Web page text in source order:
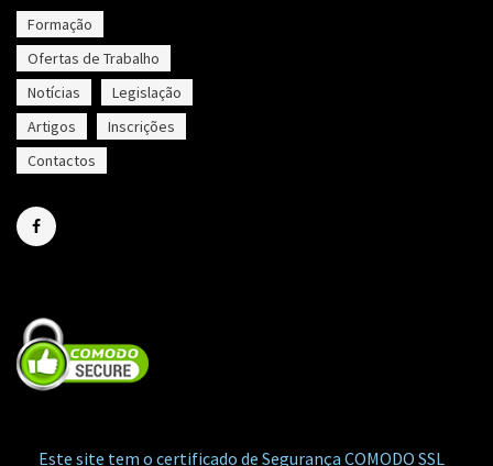
Formação
Ofertas de Trabalho
Notícias
Legislação
Artigos
Inscrições
Contactos
Este site tem o certificado de Segurança COMODO SSL